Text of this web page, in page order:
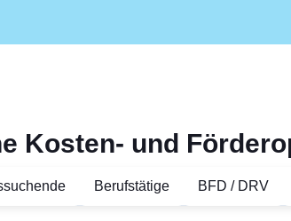
Kosten- und
Berufstätige BFD / DRV